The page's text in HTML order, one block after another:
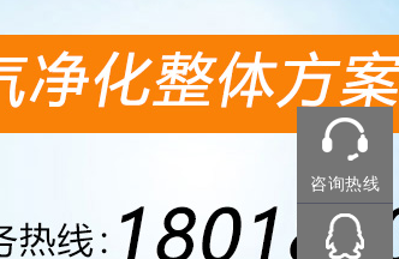
咨询热线